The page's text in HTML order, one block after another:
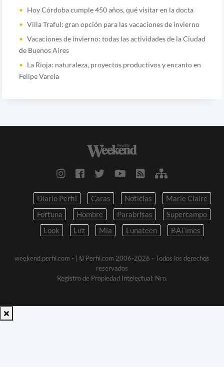
Hoy Córdoba cumple 450 años, qué visitar en la docta
Villa Traful: gran opción para las vacaciones de invierno
Vacaciones de invierno: todas las actividades de la Ciudad
de Buenos Aires
La Rioja: naturaleza, proyectos productivos y encanto en
Felipe Varela
Diario Perfil Caras Noticias
Marie Claire
Fortuna
Hombre Parabrisas
Supercampo
Look
Luz Mia Lunateen BATimes
weekend.perfil.com -
| © Perfil.com 2006-2026 - Todos los derechos
reservados
Registro de Propiedad Intelectual: Nro.